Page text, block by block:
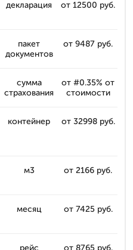
декларация от 12500 руб.
пакет
документов
от 9487 руб.
сумма
страхования
от #0.35% от
стоимости
контейнер от 32998 руб.
м3 от 2166 руб.
месяц от 7425 руб.
рейс от 8765 руб.